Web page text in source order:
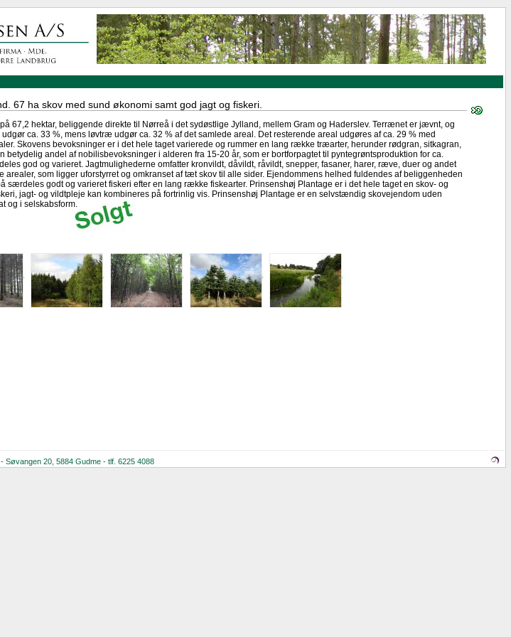
67 ha skov med sund økonomi samt god jagt og fiskeri.
67,2 hektar, beliggende direkte til Nørreå i det sydøstlige Jylland, mellem Gram og Haderslev. Terrænet er jævnt, og
ca. 33 %, mens løvtræ udgør ca. 32 % af det samlede areal. Det resterende areal udgøres af ca. 29 % med
Skovens bevoksninger er i det hele taget varierede og rummer en lang række træarter, herunder rødgran, sitkagran,
andel af nobilisbevoksninger i alderen fra 15-20 år, som er bortforpagtet til pyntegrøntsproduktion for ca.
god og varieret. Jagtmulighederne omfatter kronvildt, dåvildt, råvildt, snepper, fasaner, harer, ræve, duer og andet
som ligger uforstyrret og omkranset af tæt skov til alle sider. Ejendommens helhed fuldendes af beliggenheden
særdeles godt og varieret fiskeri efter en lang række fiskearter. Prinsenshøj Plantage er i det hele taget en skov- og
jagt- og vildtpleje kan kombineres på fortrinlig vis. Prinsenshøj Plantage er en selvstændig skovejendom uden
og i selskabsform.
Søvangen 20, 5884 Gudme - tlf. 6225 4088